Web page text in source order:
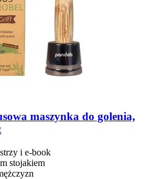
maszynka do golenia,
i e-book
stojakiem